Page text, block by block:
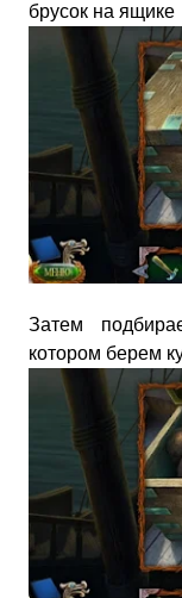
брусок на ящике
Затем
котором берем